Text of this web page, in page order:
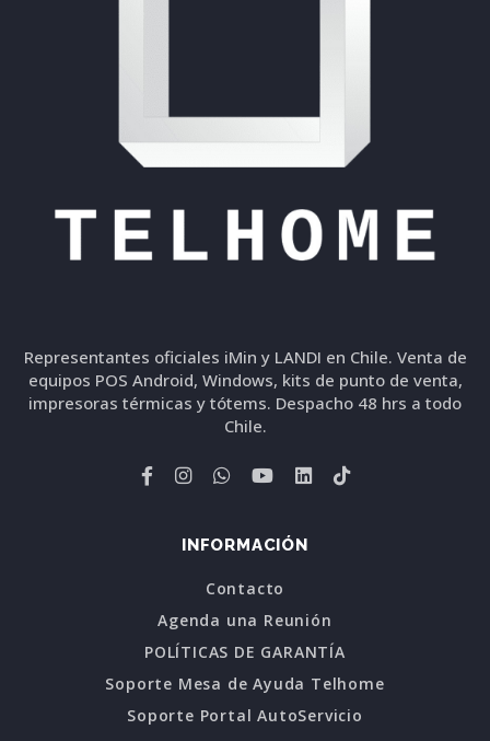
Representantes oficiales iMin y LANDI en Chile. Venta de
equipos POS Android, Windows, kits de punto de venta,
impresoras térmicas y tótems. Despacho 48 hrs a todo
Chile.
INFORMACIÓN
Contacto
Agenda una Reunión
POLÍTICAS DE GARANTÍA
Soporte Mesa de Ayuda Telhome
Soporte Portal AutoServicio